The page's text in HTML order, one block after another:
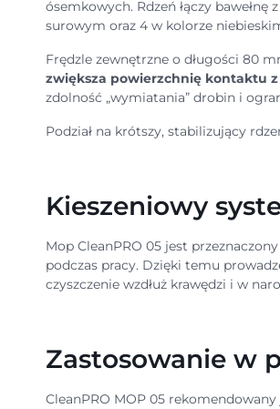
ósemkowych. Rdzeń łączy
surowym oraz 4 w kolorze
Frędzle zewnętrzne o długości 80
zwiększa powierzchnię kontaktu
zdolność „wymiatania” drobin i
Podział na krótszy, stabilizujący
Kieszeniowy
Mop CleanPRO 05 jest
podczas pracy. Dzięki temu
czyszczenie wzdłuż krawędzi i w
Zastosowanie w
CleanPRO MOP 05 rekomendowany